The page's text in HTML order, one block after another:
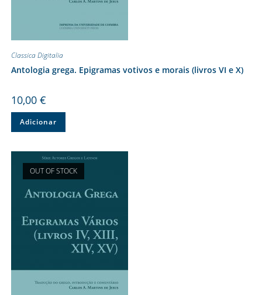
Classica Digitalia
Antologia grega. Epigramas votivos e morais (livros VI e X)
10,00 €
Adicionar
OUT OF STOCK